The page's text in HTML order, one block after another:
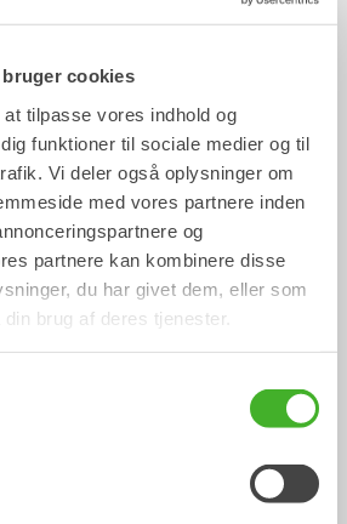
bruger cookies
tilpasse vores indhold og
funktioner til sociale medier og til
Vi deler også oplysninger om
med vores partnere inden
og
partnere kan kombinere disse
du har givet dem, eller som
brug af deres tjenester.
390F L (2017)